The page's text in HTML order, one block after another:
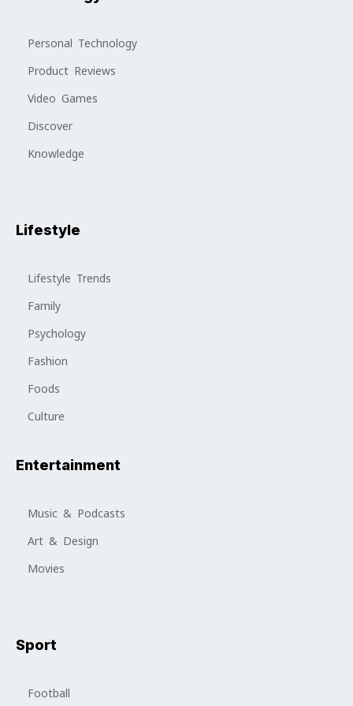
Personal Technology
Product Reviews
Video Games
Discover
Knowledge
Lifestyle
Lifestyle Trends
Family
Psychology
Fashion
Foods
Culture
Entertainment
Music & Podcasts
Art & Design
Movies
Sport
Football